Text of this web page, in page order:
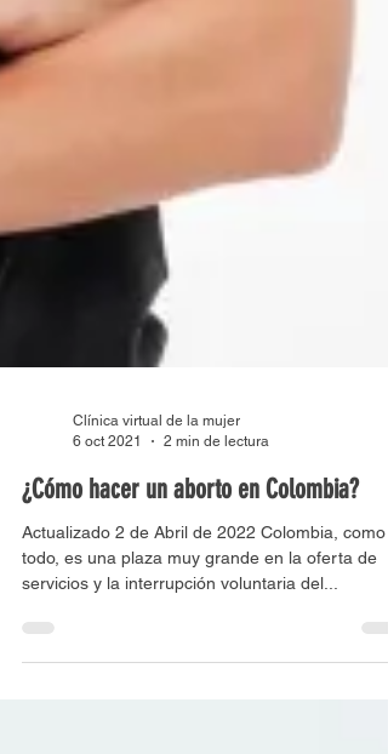
6 oct 2021
2 min de lectura
¿Cómo hacer un aborto en Colombia?
Actualizado 2 de Abril de 2022 Colombia, como
servicios y la interrupción voluntaria del...